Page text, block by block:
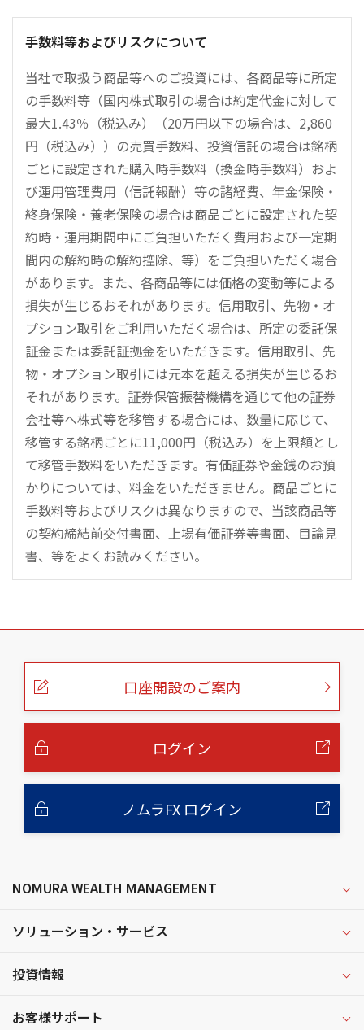
手数料等およびリスクについて
当社で取扱う商品等へのご投資には、各商品等に所定
の手数料等（国内株式取引の場合は約定代金に対して
最大1.43％（税込み）（20万円以下の場合は、2,860
円（税込み））の売買手数料、投資信託の場合は銘柄
ごとに設定された購入時手数料（換金時手数料）およ
び運用管理費用（信託報酬）等の諸経費、年金保険・
終身保険・養老保険の場合は商品ごとに設定された契
約時・運用期間中にご負担いただく費用および一定期
間内の解約時の解約控除、等）をご負担いただく場合
があります。また、各商品等には価格の変動等による
損失が生じるおそれがあります。信用取引、先物・オ
プション取引をご利用いただく場合は、所定の委託保
証金または委託証拠金をいただきます。信用取引、先
物・オプション取引には元本を超える損失が生じるお
それがあります。証券保管振替機構を通じて他の証券
会社等へ株式等を移管する場合には、数量に応じて、
移管する銘柄ごとに11,000円（税込み）を上限額とし
て移管手数料をいただきます。有価証券や金銭のお預
かりについては、料金をいただきません。商品ごとに
手数料等およびリスクは異なりますので、当該商品等
の契約締結前交付書面、上場有価証券等書面、目論見
書、等をよくお読みください。
こ
口座開設のご案内
ログイン
ノムラFX ログイン
NOMURA WEALTH MANAGEMENT
ソリューション・サービス
投資情報
お客様サポート